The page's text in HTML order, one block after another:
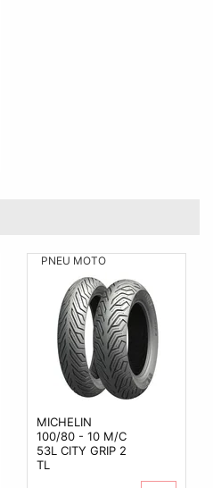
PNEU MOTO
MICHELIN
100/80 - 10 M/C
53L CITY GRIP 2
TL